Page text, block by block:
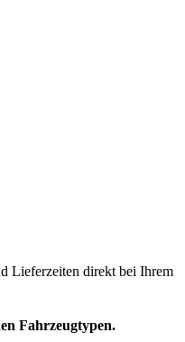
Lieferzeiten direkt bei Ihrem
Fahrzeugtypen.